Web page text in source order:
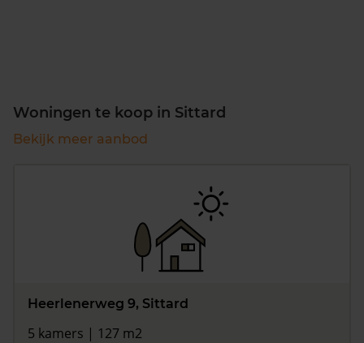
Woningen te koop in Sittard
Bekijk meer aanbod
Heerlenerweg 9, Sittard
5 kamers | 127 m2